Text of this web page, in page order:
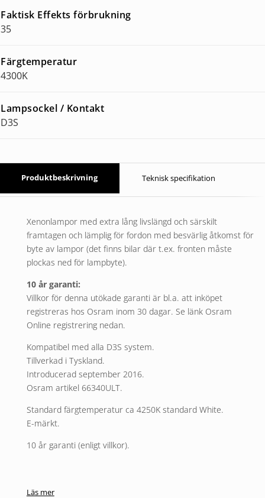
Faktisk Effekts förbrukning
35
Färgtemperatur
4300K
Lampsockel / Kontakt
D3S
Produktbeskrivning Teknisk specifikation
Xenonlampor med extra lång livslängd och särskilt
framtagen och lämplig för fordon med besvärlig åtkomst för
byte av lampor (det finns bilar där t.ex. fronten måste
plockas ned för lampbyte).
10 år garanti:
Villkor för denna utökade garanti är bl.a. att inköpet
registreras hos Osram inom 30 dagar. Se länk Osram
Online registreringnedan.
Kompatibel med alla D3S system.
Tillverkad i Tyskland.
Introducerad september 2016.
Osram artikel 66340ULT.
Standard färgtemperatur ca 4250K standard White.
E-märkt.
10 år garanti (enligt villkor).
Läs mer